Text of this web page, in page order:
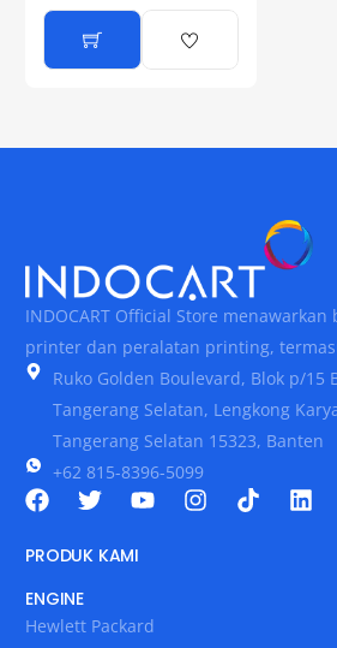
INDOCART Official Store
printer dan peralatan printing,
Ruko Golden Boulevard, Blok p/15
Tangerang Selatan, Lengkong
Tangerang Selatan 15323, Banten
+62 815-8396-5099
PRODUK KAMI
ENGINE
Hewlett Packard